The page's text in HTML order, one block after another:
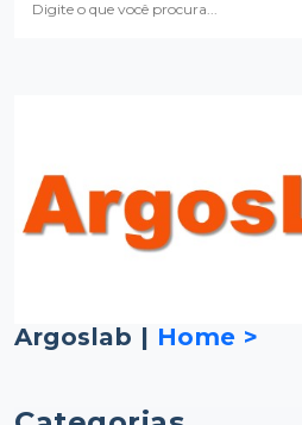
Argoslab | Home >